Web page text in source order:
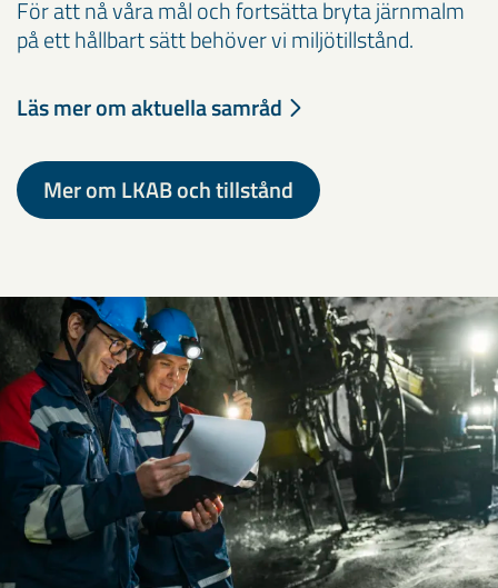
För att nå våra mål och fortsätta bryta järnmalm
på ett hållbart sätt behöver vi miljötillstånd.
Läs mer om aktuella samråd
Mer om LKAB och tillstånd